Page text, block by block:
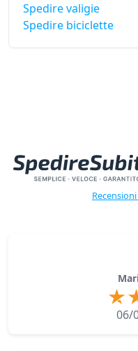
Spedire valigie
Spedire biciclette
06/